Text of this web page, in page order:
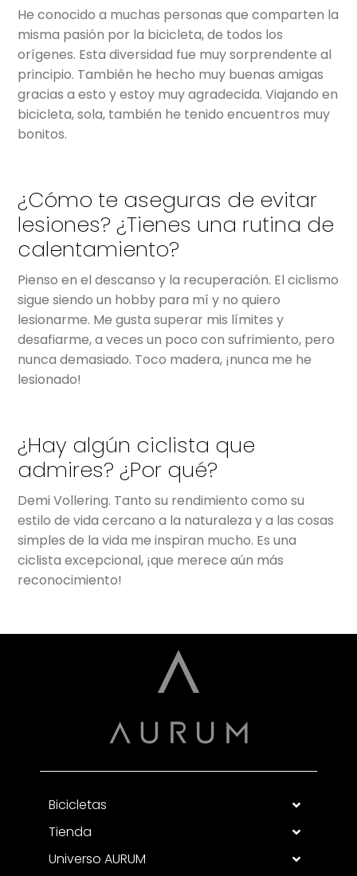
He conocido a muchas personas que comparten la
misma pasión por la bicicleta, de todos los
orígenes. Esta diversidad fue muy sorprendente al
principio. También he hecho muy buenas amigas
gracias a esto y estoy muy agradecida. Viajando en
bicicleta, sola, también he tenido encuentros muy
bonitos.
¿Cómo te aseguras de evitar
lesiones? ¿Tienes una rutina de
calentamiento?
Pienso en el descanso y la recuperación. El ciclismo
sigue siendo un hobby para mí y no quiero
lesionarme. Me gusta superar mis límites y
desafiarme, a veces un poco con sufrimiento, pero
nunca demasiado. Toco madera, ¡nunca me he
lesionado!
¿Hay algún ciclista que
admires? ¿Por qué?
Demi Vollering. Tanto su rendimiento como su
estilo de vida cercano a la naturaleza y a las cosas
simples de la vida me inspiran mucho. Es una
ciclista excepcional, ¡que merece aún más
reconocimiento!
Bicicletas
Tienda
Universo AURUM